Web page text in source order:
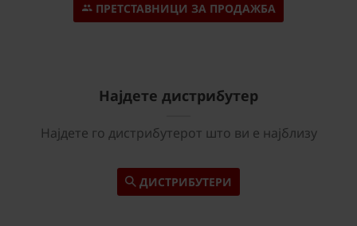
ПРЕТСТАВНИЦИ ЗА ПРОДАЖБА
Најдете дистрибутер
Најдете го дистрибутерот што ви е најблизу
ДИСТРИБУТЕРИ